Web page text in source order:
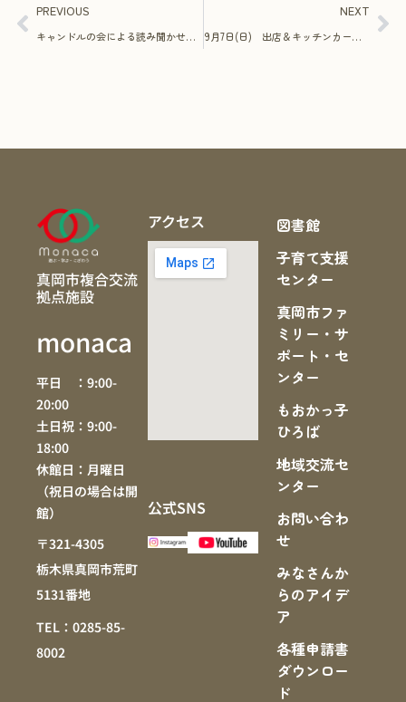
PREVIOUS
キャンドルの会による読み聞かせ＆工作について
NEXT
9月7日(日) 出店＆キッチンカー情報
真岡市複合交流
拠点施設
monaca
平日 ：9:00-
20:00
土日祝：9:00-
18:00
休館日：月曜日
（祝日の場合は開
館）
〒321-4305
栃木県真岡市荒町
5131番地
TEL：0285-85-
8002
アクセス
公式SNS
図書館
子育て支援
センター
真岡市ファ
ミリー・サ
ポート・セ
ンター
もおかっ子
ひろば
地域交流セ
ンター
お問い合わ
せ
みなさんか
らのアイデ
ア
各種申請書
ダウンロー
ド